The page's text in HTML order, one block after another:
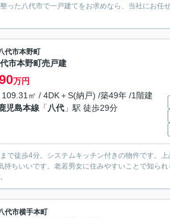
った八代市で一戸建てをお求めなら、当社にお任
代市本野町
市本野町売戸建
万円
㎡ / 4DK＋S(納戸) /築49年 /1階建
児島本線 「 八代 」駅 徒歩29分
で徒歩4分。システムキッチン付きの物件です。
ちいいです。老若男女に住みやすいことで知ら
代市横手本町